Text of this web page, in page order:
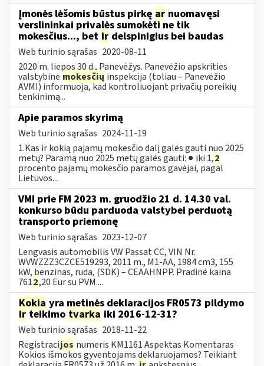
Įmonės lėšomis būstus pirkę ar nuomavęsi
verslininkai privalės sumokėti ne tik
mokesčius..., bet ir delspinigius bei baudas
Web turinio sąrašas 2020-08-11
2020 m. liepos 30 d., Panevėžys. Panevėžio apskrities
valstybinė mokesčių inspekcija (toliau – Panevėžio
AVMI) informuoja, kad kontroliuojant privačių poreikių
tenkinimą...
Apie paramos skyrimą
Web turinio sąrašas 2024-11-19
1.Kas ir kokią pajamų mokesčio dalį galės gauti nuo 2025
metų? Paramą nuo 2025 metų galės gauti: ● iki 1,2
procento pajamų mokesčio paramos gavėjai, pagal
Lietuvos...
VMI prie FM 2023 m. gruodžio 21 d. 14.30 val.
konkurso būdu parduoda valstybei perduotą
transporto priemonę
Web turinio sąrašas 2023-12-07
Lengvasis automobilis VW Passat CC, VIN Nr.
WVWZZZ3CZCE519293, 2011 m., M1-AA, 1984 cm3, 155
kW, benzinas, ruda, (SDK) – CEAAHNPP. Pradinė kaina
7612,20 Eur su PVM....
Kokia yra metinės deklaracijos FR0573 pildymo
irteikimo tvarka iki 2016-12-31?
Web turinio sąrašas 2018-11-22
Registracijos numeris KM1161 Aspektas Komentaras
Kokios išmokos gyventojams deklaruojamos? Teikiant